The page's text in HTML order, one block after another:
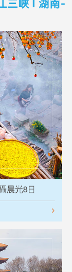
三峽 l 湖南-
晨光8日